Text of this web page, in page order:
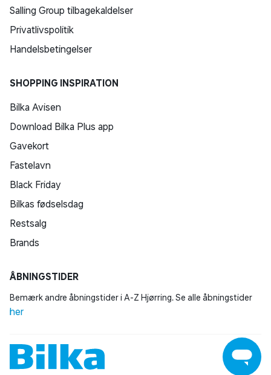
Salling Group tilbagekaldelser
Privatlivspolitik
Handelsbetingelser
SHOPPING INSPIRATION
Bilka Avisen
Download Bilka Plus app
Gavekort
Fastelavn
Black Friday
Bilkas fødselsdag
Restsalg
Brands
ÅBNINGSTIDER
Bemærk andre åbningstider i A-Z Hjørring. Se alle åbningstider
her